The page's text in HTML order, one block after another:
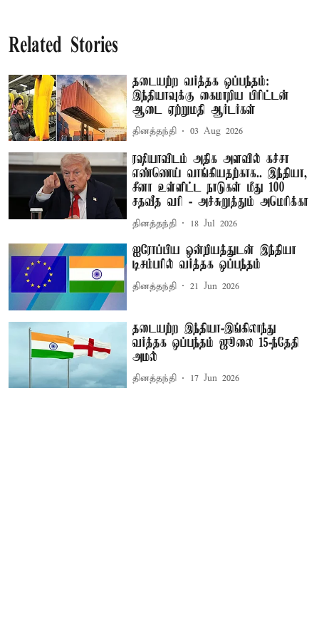
Related Stories
தடையற்ற வர்த்தக ஒப்பந்தம்:
இந்தியாவுக்கு கைமாறிய பிரிட்டன்
ஆடை ஏற்றுமதி ஆர்டர்கள்
தினத்தந்தி 03 Aug 2026
ரஷியாவிடம் அதிக அளவில் கச்சா
எண்ணெய் வாங்கியதற்காக.. இந்தியா,
சீனா உள்ளிட்ட நாடுகள் மீது 100
சதவீத வரி - அச்சுறுத்தும் அமெரிக்கா
தினத்தந்தி 18 Jul 2026
ஐரோப்பிய ஒன்றியத்துடன் இந்தியா
டிசம்பரில் வர்த்தக ஒப்பந்தம்
தினத்தந்தி 21 Jun 2026
தடையற்ற இந்தியா-இங்கிலாந்து
வர்த்தக ஒப்பந்தம் ஜூலை 15-ந்தேதி
அமல்
தினத்தந்தி 17 Jun 2026